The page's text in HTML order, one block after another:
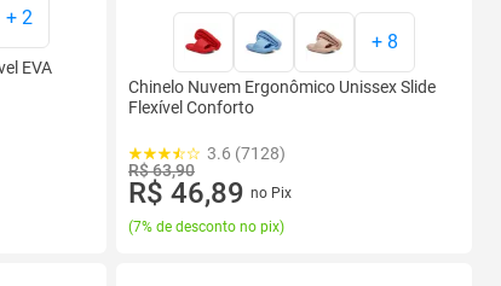
+ 2
EVA
+ 8
Chinelo Nuvem Ergonômico Unissex Slide
Flexível Conforto
3.6 (7128)
R$ 63,90
R$ 46,89 no Pix
(7% de desconto no pix)